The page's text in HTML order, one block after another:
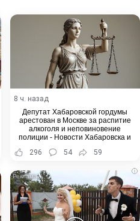
8 ч. назад
Депутат Хабаровской гордумы
арестован в Москве за распитие
алкоголя и неповиновение
полиции - Новости Хабаровска и
296 54 59
i